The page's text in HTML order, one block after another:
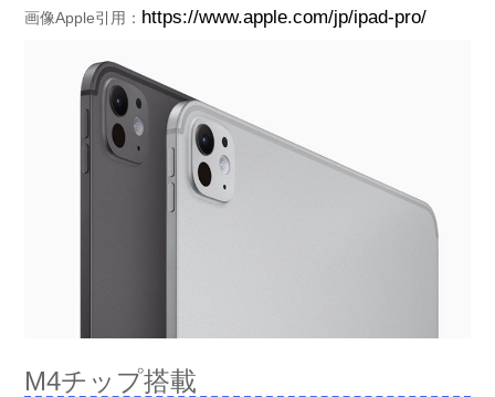
画像Apple引用： https://www.apple.com/jp/ipad-pro/
M4チップ搭載